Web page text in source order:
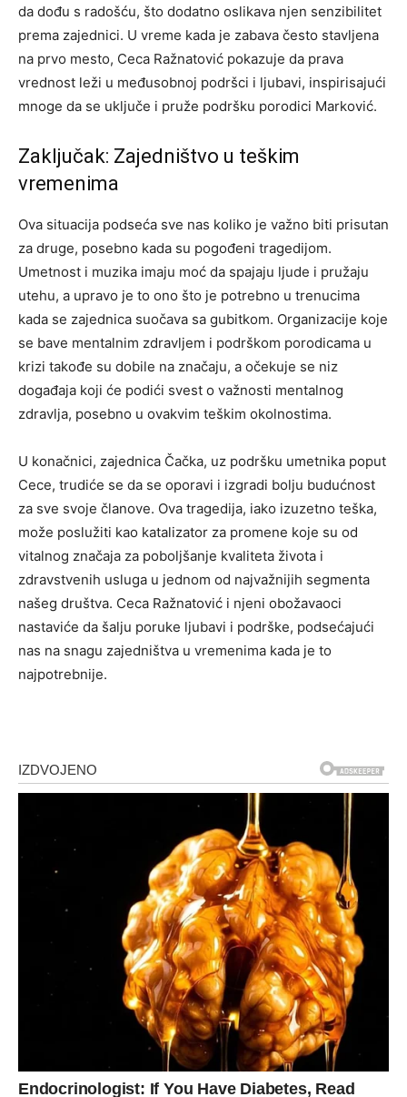
da dođu s radošću, što dodatno oslikava njen senzibilitet
prema zajednici. U vreme kada je zabava često stavljena
na prvo mesto, Ceca Ražnatović pokazuje da prava
vrednost leži u međusobnoj podršci i ljubavi, inspirisajući
mnoge da se uključe i pruže podršku porodici Marković.
Zaključak: Zajedništvo u teškim
vremenima
Ova situacija podseća sve nas koliko je važno biti prisutan
za druge, posebno kada su pogođeni tragedijom.
Umetnost i muzika imaju moć da spajaju ljude i pružaju
utehu, a upravo je to ono što je potrebno u trenucima
kada se zajednica suočava sa gubitkom. Organizacije koje
se bave mentalnim zdravljem i podrškom porodicama u
krizi takođe su dobile na značaju, a očekuje se niz
događaja koji će podići svest o važnosti mentalnog
zdravlja, posebno u ovakvim teškim okolnostima.
U konačnici, zajednica Čačka, uz podršku umetnika poput
Cece, trudiće se da se oporavi i izgradi bolju budućnost
za sve svoje članove. Ova tragedija, iako izuzetno teška,
može poslužiti kao katalizator za promene koje su od
vitalnog značaja za poboljšanje kvaliteta života i
zdravstvenih usluga u jednom od najvažnijih segmenta
našeg društva. Ceca Ražnatović i njeni obožavaoci
nastaviće da šalju poruke ljubavi i podrške, podsećajući
nas na snagu zajedništva u vremenima kada je to
najpotrebnije.